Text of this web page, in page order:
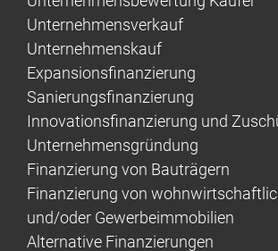
Unternehmensverkauf
Unternehmenskauf
Expansionsfinanzierung
Sanierungsfinanzierung
Innovationsfinanzierung und
Unternehmensgründung
Finanzierung von Bauträgern
Finanzierung von
und/oder Gewerbeimmobilien
Alternative Finanzierungen